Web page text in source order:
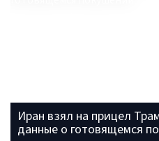
Иран взял на прицел
данные о готовящемся